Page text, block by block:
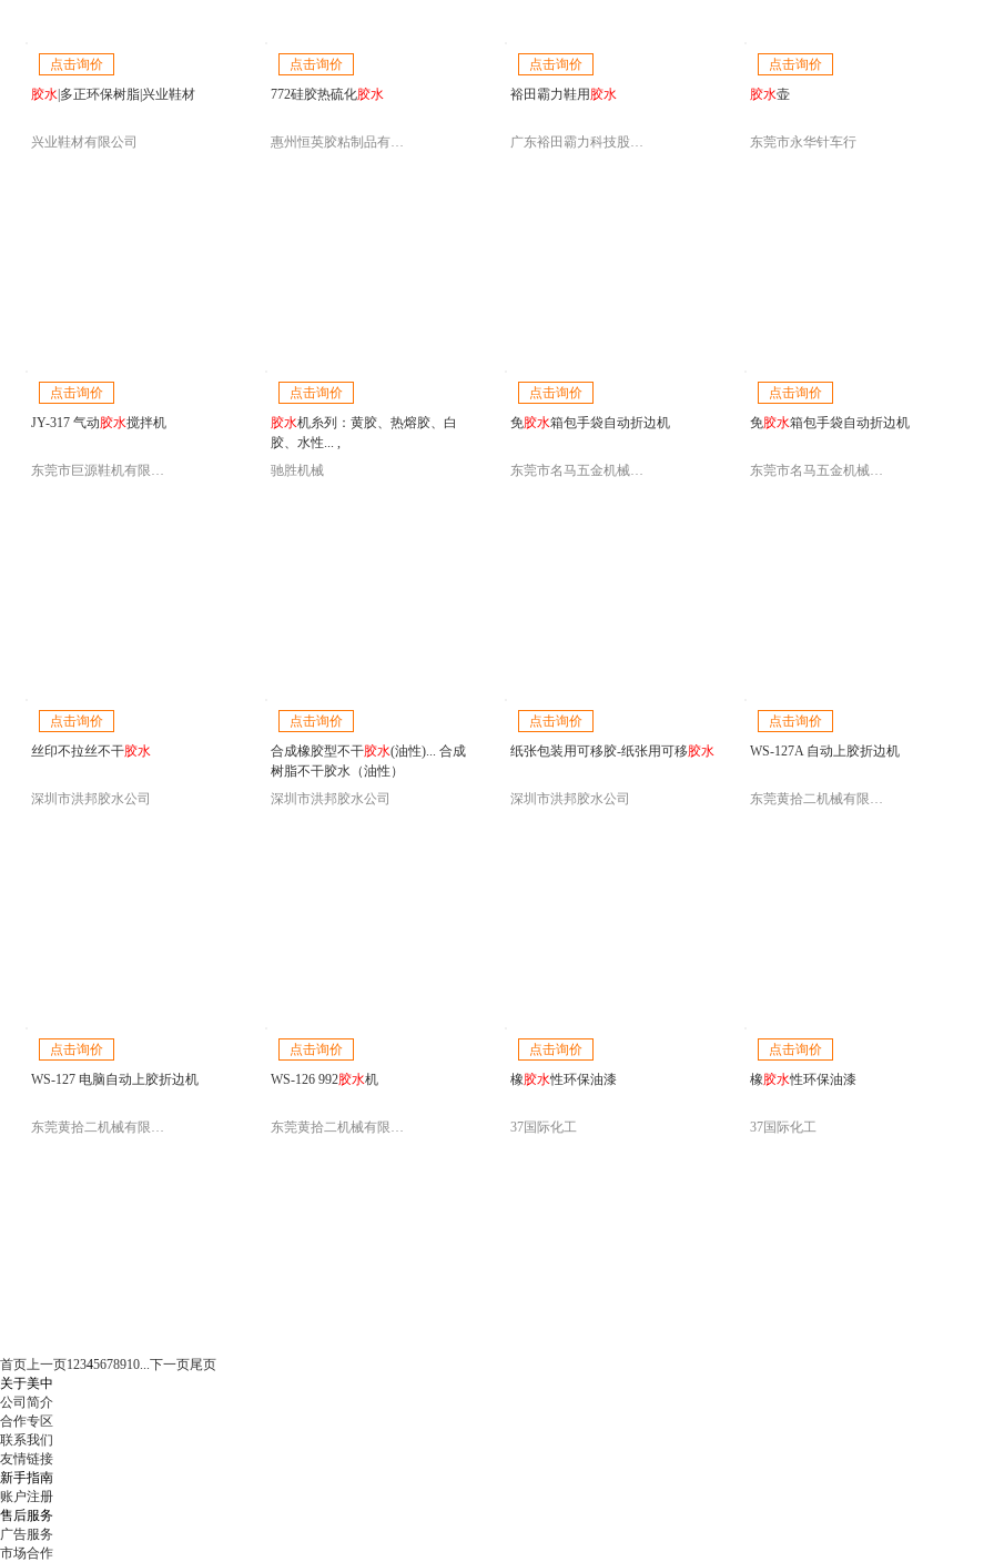
点击询价
胶水 |多正环保树脂|兴业鞋材
兴业鞋材有限公司
点击询价
772硅胶热硫化胶水
惠州恒英胶粘制品有限公司
点击询价
裕田霸力鞋用 胶水
广东裕田霸力科技股份有限公司
点击询价
胶水壶
东莞市永华针车行
点击询价
JY-317 气动胶水搅拌机
东莞市巨源鞋机有限公司
点击询价
胶水机糸列：黄胶、热熔胶、白
胶、水性... ,
驰胜机械
点击询价
免胶水箱包手袋自动折边机
东莞市名马五金机械制造有限公司
点击询价
免胶水箱包手袋自动折边机
东莞市名马五金机械制造有限公司
点击询价
丝印不拉丝不干胶水
深圳市洪邦胶水公司
点击询价
合成橡胶型不干胶水(油性)... 合成
树脂不干胶水（油性）
深圳市洪邦胶水公司
点击询价
纸张包装用可移胶-纸张用可移胶水
深圳市洪邦胶水公司
点击询价
WS-127A 自动上胶折边机
东莞黄拾二机械有限公司
点击询价
WS-127 电脑自动上胶折边机
东莞黄拾二机械有限公司
点击询价
WS-126 992胶水机
东莞黄拾二机械有限公司
点击询价
橡胶水性环保油漆
37国际化工
点击询价
橡胶水性环保油漆
37国际化工
首页上一页12345678910...下一页尾页
关于美中
公司简介
合作专区
联系我们
友情链接
新手指南
账户注册
售后服务
广告服务
市场合作